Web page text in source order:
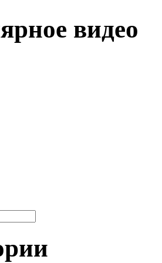
видео